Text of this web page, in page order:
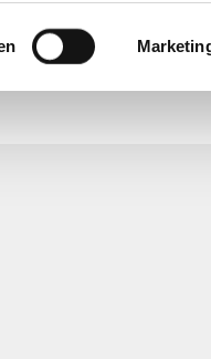
(Fingerprinting)
werden, und legen Sie
für soziale Medien,